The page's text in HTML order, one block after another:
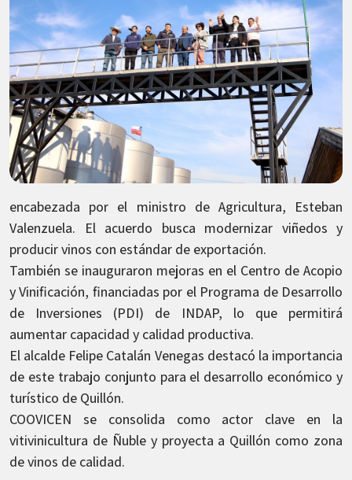
encabezada por el ministro de Agricultura, Esteban
Valenzuela. El acuerdo busca modernizar viñedos y
producir vinos con estándar de exportación.
También se inauguraron mejoras en el Centro de Acopio
y Vinificación, financiadas por el Programa de Desarrollo
de Inversiones (PDI) de INDAP, lo que permitirá
aumentar capacidad y calidad productiva.
El alcalde Felipe Catalán Venegas destacó la importancia
de este trabajo conjunto para el desarrollo económico y
turístico de Quillón.
COOVICEN se consolida como actor clave en la
vitivinicultura de Ñuble y proyecta a Quillón como zona
de vinos de calidad.